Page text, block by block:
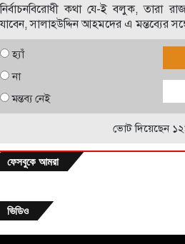
নির্বাচনবিরোধী কথা যে-ই বলুক, তারা
যাবেন, সালাহউদ্দিন আহমদের এ মন্তব্যের
হ্যাঁ
না
মন্তব্য নেই
ভোট দিয়েছেন
ফেসবুকে আমরা
ভিডিও